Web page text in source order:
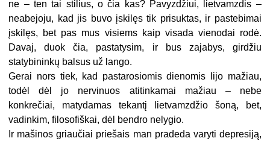
ne – ten tai stilius, o čia kas? Pavyzdžiui, lietvamzdis –
neabejoju, kad jis buvo įskilęs tik prisuktas, ir pastebimai
įskilęs, bet pas mus visiems kaip visada vienodai rodė.
Davaj, duok čia, pastatysim, ir bus zajabys, girdžiu
statybininkų balsus už lango.
Gerai nors tiek, kad pastarosiomis dienomis lijo mažiau,
todėl dėl jo nervinuos atitinkamai mažiau – nebe
konkrečiai, matydamas tekantį lietvamzdžio šoną, bet,
vadinkim, filosofiškai, dėl bendro nelygio.
Ir mašinos griaučiai priešais man pradeda varyti depresiją,